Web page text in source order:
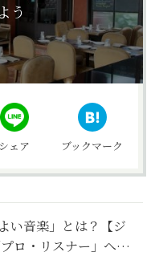
う
シェア ブックマーク
い音楽」とは？【ジ
ロ・リスナー」への